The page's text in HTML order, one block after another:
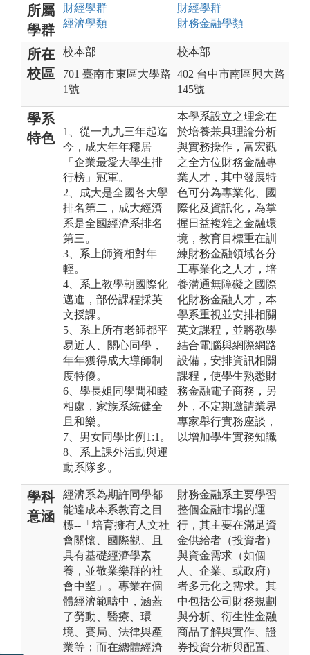
所屬
學群
財經學群
經濟學類
財經學群
財務金融學類
所在
校區
校本部
701 臺南市東區大學路
1號
校本部
402 台中市南區興大路
145號
學系
特色
1、從一九九三年起迄
今，成大年年穩居
「企業最愛大學生排
行榜」冠軍。
2、成大是全國各大學
排名第二，成大經濟
系是全國經濟系排名
第三。
3、系上師資相對年
輕。
4、系上教學朝國際化
邁進，部份課程採英
文授課。
5、系上所有老師都平
易近人、關心同學，
年年獲得成大導師制
度特優。
6、學長姐同學間和睦
相處，家族系統健全
且和樂。
7、男女同學比例1:1。
8、系上課外活動與運
動系隊多。
本學系設立之理念在
於培養兼具理論分析
與實務操作，富宏觀
之全方位財務金融專
業人才，其中發展特
色可分為專業化、國
際化及資訊化，為掌
握日益複雜之金融環
境，教育目標重在訓
練財務金融領域各分
工專業化之人才，培
養溝通無障礙之國際
化財務金融人才，本
學系重視並安排相關
英文課程，並將教學
結合電腦與網際網路
設備，安排資訊相關
課程，使學生熟悉財
務金融電子商務，另
外，不定期邀請業界
專家舉行實務座談，
以增加學生實務知識
學科
意涵
經濟系為期許同學都
能達成本系教育之目
標--「培育擁有人文社
會關懷、國際觀、且
具有基礎經濟學素
養，並敬業樂群的社
會中堅」。專業在個
體經濟範疇中，涵蓋
了勞動、醫療、環
境、賽局、法律與產
業等；而在總體經濟
財務金融系主要學習
整個金融市場的運
行，其主要在滿足資
金供給者（投資者）
與資金需求（如個
人、企業、或政府）
者多元化之需求。其
中包括公司財務規劃
與分析、衍生性金融
商品了解與實作、證
券投資分析與配置、